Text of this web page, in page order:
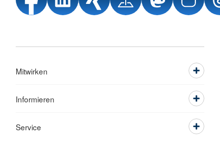
Mitwirken
Informieren
Service